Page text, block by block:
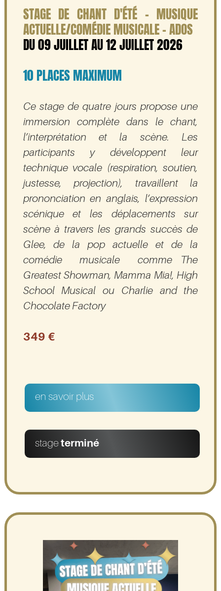
STAGE DE CHANT D'ÉTÉ - MUSIQUE
ACTUELLE/COMÉDIE MUSICALE - ADOS
DU 09 JUILLET AU 12 JUILLET 2026
10 PLACES MAXIMUM
Ce stage de quatre jours propose une
immersion complète dans le chant,
l’interprétation et la scène. Les
participants y développent leur
technique vocale (respiration, soutien,
justesse, projection), travaillent la
prononciation en anglais, l’expression
scénique et les déplacements sur
scène à travers les grands succès de
Glee, de la pop actuelle et de la
comédie musicale comme The
Greatest Showman, Mamma Mia!, High
School Musical ou Charlie and the
Chocolate Factory
349 €
en savoir plus
stageterminé